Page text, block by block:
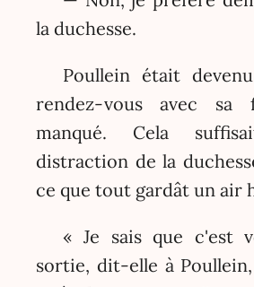
la duchesse.
Poullein était
rendez-vous avec sa
manqué. Cela
distraction de la
ce que tout gardât un air
« Je sais que c'est
sortie, dit-elle à